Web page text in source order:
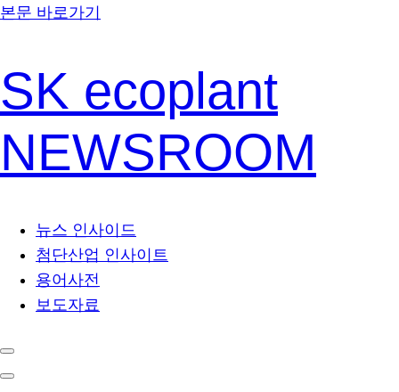
본문 바로가기
SK ecoplant
NEWSROOM
뉴스 인사이드
첨단산업 인사이트
용어사전
보도자료